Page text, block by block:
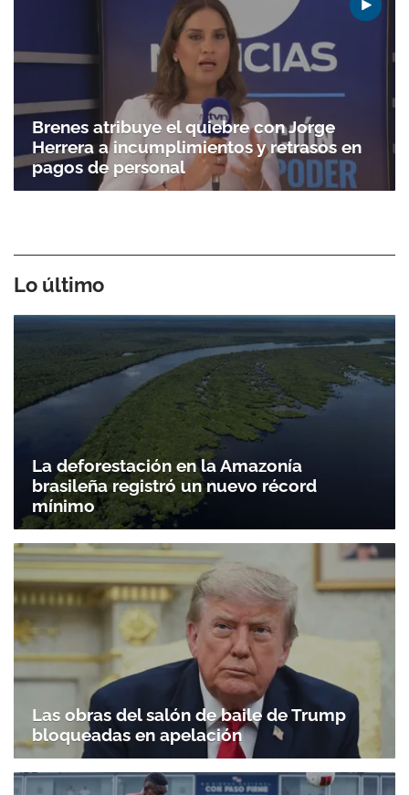
Brenes atribuye el quiebre con Jorge
Herrera a incumplimientos y retrasos en
pagos de personal
Lo último
La deforestación en la Amazonía
brasileña registró un nuevo récord
mínimo
Las obras del salón de baile de Trump
bloqueadas en apelación